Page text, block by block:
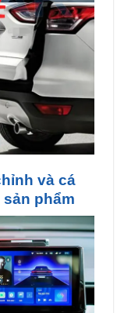
và cá
phẩm